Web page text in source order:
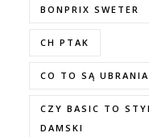
BONPRIX SWETER
CH PTAK
CO TO SĄ
CZY BASIC TO
DAMSKI